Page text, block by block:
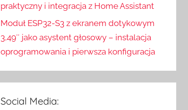
praktyczny i integracja z Home Assistant
Moduł ESP32-S3 z ekranem dotykowym
3,49″ jako asystent głosowy – instalacja
oprogramowania i pierwsza konfiguracja
Social Media: